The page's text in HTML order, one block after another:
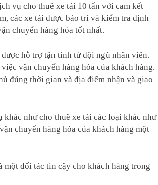
vụ cho thuê xe tải 10 tấn với cam kết
các xe tải được bảo trì và kiểm tra định
chuyển hàng hóa tốt nhất.
hỗ trợ tận tình từ đội ngũ nhân viên.
vận chuyển hàng hóa của khách hàng.
đúng thời gian và địa điểm nhận và giao
như cho thuê xe tải các loại khác như
chuyển hàng hóa của khách hàng một
một đối tác tin cậy cho khách hàng trong